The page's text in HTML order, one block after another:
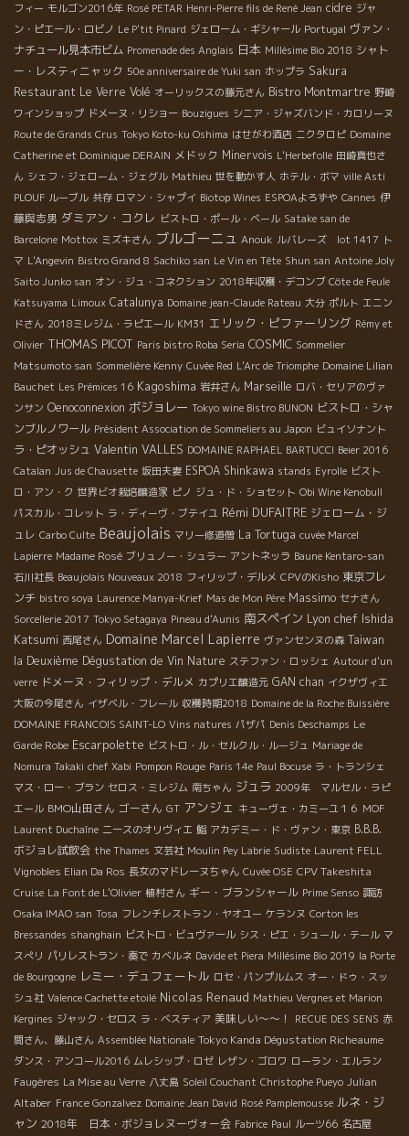
フィー モルゴン2016年 Rosé PETAR Henri-Pierre fils de René Jean cidre ジャ
ン・ピエール・ロビノ Le P'tit Pinard ジェローム・ギシャール Portugal ヴァン・
ナチュール見本市ビム Promenade des Anglais 日本 Millésime Bio 2018 シャト
ー・レスティニャック 50e anniversaire de Yuki san ホップラ Sakura
Restaurant Le Verre Volé オーリックスの藤元さん Bistro Montmartre 野崎
ワインショップ ドメーヌ・リショー Bouzigues シニア・ジャズバンド・カロリーヌ
Route de Grands Crus Tokyo Koto-ku Oshima はせがわ酒店 ニクタロピ Domaine
Catherine et Dominique DERAIN メドック Minervois L'Herbefolle 田崎真也さ
ん シェフ・ジェローム・ジェグル Mathieu 世を動かす人 ホテル・ボマ ville Asti
PLOUF ルーブル 共存 ロマン・シャプイ Biotop Wines ESPOAよろずや Cannes 伊
藤與志男 ダミアン・コクレ ビストロ・ポール・ベール Satake san de
Barcelone Mottox ミズキさん ブルゴーニュ Anouk ルバレーズ lot 1417 ト
マ L'Angevin Bistro Grand 8 Sachiko san Le Vin en Tête Shun san Antoine Joly
Saito Junko san オン・ジュ・コネクション 2018年収穫・デコンブ Côte de Feule
Katsuyama Limoux Catalunya Domaine jean-Claude Rateau 大分 ポルト エニン
ドさん 2018ミレジム・ラピエール KM31 エリック・ピファーリング Rémy et
Olivier THOMAS PICOT Paris bistro Roba Seria COSMIC Sommelier
Matsumoto san Sommelière Kenny Cuvée Red L'Arc de Triomphe Domaine Lilian
Bauchet Les Prémices 16 Kagoshima 岩井さん Marseille ロバ・セリアのヴァ
ンサン Oenoconnexion ボジョレー Tokyo wine Bistro BUNON ビストロ・シャ
ンブルノワール Président Association de Sommeliers au Japon ビュイソナント
ラ・ピオッシュ Valentin VALLES DOMAINE RAPHAEL BARTUCCI Beier 2016
Catalan Jus de Chausette 坂田夫妻 ESPOA Shinkawa stands Eyrolle ビスト
ロ・アン・ク 世界ビオ栽培醸造家 ピノ ジュ・ド・ショセット Obi Wine Kenobull
パスカル・コレット ラ・ディーヴ・ブテイユ Rémi DUFAITRE ジェローム・ジ
ュレ Carbo Culte Beaujolais マリー修道僧 La Tortuga cuvée Marcel
Lapierre Madame Rosé ブリュノー・シュラー アントネッラ Baune Kentaro-san
石川社長 Beaujolais Nouveaux 2018 フィリップ・デルメ CPVのKisho 東京フレ
ンチ bistro soya Laurence Manya-Krief Mas de Mon Père Massimo セナさん
Sorcellerie 2017 Tokyo Setagaya Pineau d'Aunis 南スペイン Lyon chef Ishida
Katsumi 西尾さん Domaine Marcel Lapierre ヴァンセンヌの森 Taiwan
la Deuxième Dégustation de Vin Nature ステファン・ロッシェ Autour d'un
verre ドメーヌ・フィリップ・デルメ カプリエ醸造元 GAN chan イクザヴィエ
大阪の今尾さん イザベル・フレール 収穫時期2018 Domaine de la Roche Buissière
DOMAINE FRANCOIS SAINT-LO Vins natures パザパ Denis Deschamps Le
Garde Robe Escarpolette ビストロ・ル・セルクル・ルージュ Mariage de
Nomura Takaki chef Xabi Pompon Rouge Paris 14e Paul Bocuse ラ・トランシェ
マス・ロー・ブラン セロス・ミレジム 南ちゃん ジュラ 2009年 マルセル・ラピ
エール BMO山田さん ゴーさん GT アンジェ キューヴェ・カミーユ１６ MOF
Laurent Duchaîne ニースのオリヴィエ 鮨 アカデミー・ド・ヴァン・東京 B.B.B.
ボジョレ試飲会 the Thames 文芸社 Moulin Pey Labrie Sudiste Laurent FELL
Vignobles Elian Da Ros 長女のマドレーヌちゃん Cuvée OSE CPV Takeshita
Cruise La Font de L'Olivier 植村さん ギー・ブランシャール Prime Senso 諏訪
Osaka IMAO san Tosa フレンチレストラン・ヤオユー ケランヌ Corton les
Bressandes shanghain ビストロ・ビュヴァール シス・ピエ・シュール・テール マ
スぺリ パリレストラン・奏で カベルネ Davide et Piera Millésime Bio 2019 la Porte
de Bourgogne レミー・デュフェートル ロセ・パンプルムス オー・ドゥ・スッ
シュ社 Valence Cachette etoilé Nicolas Renaud Mathieu Vergnes et Marion
Kergines ジャック・セロス ラ・ベスティア 美味しい～～！ RECUE DES SENS 赤
間さん、藤山さん Assemblée Nationale Tokyo Kanda Dégustation Richeaume
ダンス・アンコール2016 ムレシップ・ロゼ レザン・ゴロワ ローラン・エルラン
Faugères La Mise au Verre 八丈島 Soleil Couchant Christophe Pueyo Julian
Altaber France Gonzalvez Domaine Jean David Rosé Pamplemousse ルネ・ジ
ャン 2018年 日本・ボジョレヌーヴォー会 Fabrice Paul ルーツ66 名古屋